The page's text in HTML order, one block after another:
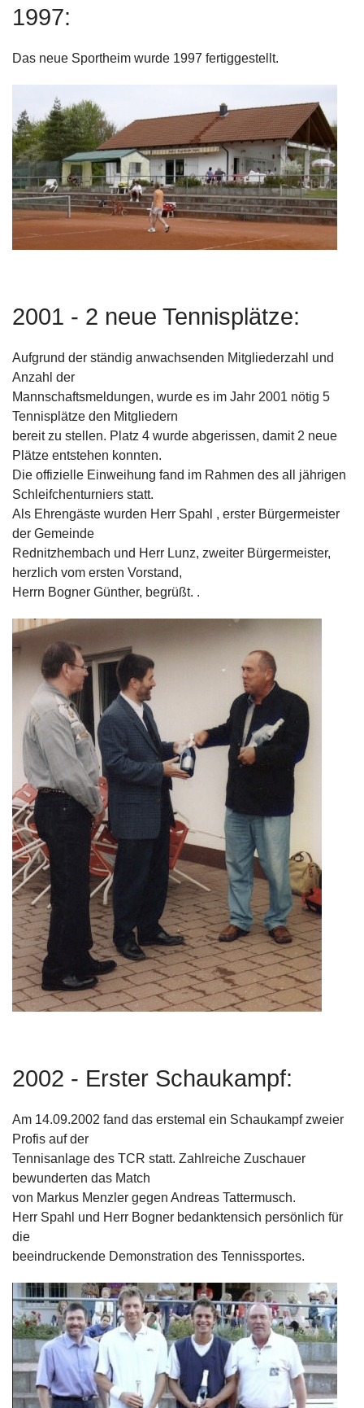
1997:
Das neue Sportheim wurde 1997 fertiggestellt.
2001 - 2 neue Tennisplätze:
Aufgrund der ständig anwachsenden Mitgliederzahl und
Anzahl der
Mannschaftsmeldungen, wurde es im Jahr 2001 nötig 5
Tennisplätze den Mitgliedern
bereit zu stellen. Platz 4 wurde abgerissen, damit 2 neue
Plätze entstehen konnten.
Die offizielle Einweihung fand im Rahmen des all jährigen
Schleifchenturniers statt.
Als Ehrengäste wurden Herr Spahl , erster Bürgermeister
der Gemeinde
Rednitzhembach und Herr Lunz, zweiter Bürgermeister,
herzlich vom ersten Vorstand,
Herrn Bogner Günther, begrüßt. .
2002 - Erster Schaukampf:
Am 14.09.2002 fand das erstemal ein Schaukampf zweier
Profis auf der
Tennisanlage des TCR statt. Zahlreiche Zuschauer
bewunderten das Match
von Markus Menzler gegen Andreas Tattermusch.
Herr Spahl und Herr Bogner bedanktensich persönlich für
die
beeindruckende Demonstration des Tennissportes.